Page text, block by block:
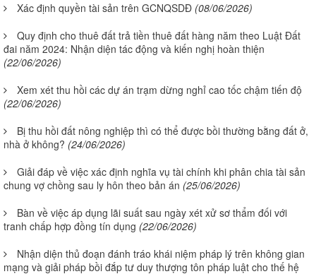
Xác định quyền tài sản trên GCNQSDĐ (08/06/2026)
Quy định cho thuê đất trả tiền thuê đất hàng năm theo Luật Đất
đai năm 2024: Nhận diện tác động và kiến nghị hoàn thiện
(22/06/2026)
Xem xét thu hồi các dự án trạm dừng nghỉ cao tốc chậm tiến độ
(22/06/2026)
Bị thu hồi đất nông nghiệp thì có thể được bồi thường bằng đất ở,
nhà ở không? (24/06/2026)
Giải đáp về việc xác định nghĩa vụ tài chính khi phân chia tài sản
chung vợ chồng sau ly hôn theo bản án (25/06/2026)
Bàn về việc áp dụng lãi suất sau ngày xét xử sơ thẩm đối với
tranh chấp hợp đồng tín dụng (22/06/2026)
Nhận diện thủ đoạn đánh tráo khái niệm pháp lý trên không gian
mạng và giải pháp bồi đắp tư duy thượng tôn pháp luật cho thế hệ